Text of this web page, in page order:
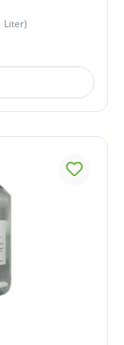
Bonemis®
Magnesium
(es ist
Hinweis:
Liter)